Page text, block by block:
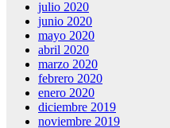
julio 2020
junio 2020
mayo 2020
abril 2020
marzo 2020
febrero 2020
enero 2020
diciembre 2019
noviembre 2019